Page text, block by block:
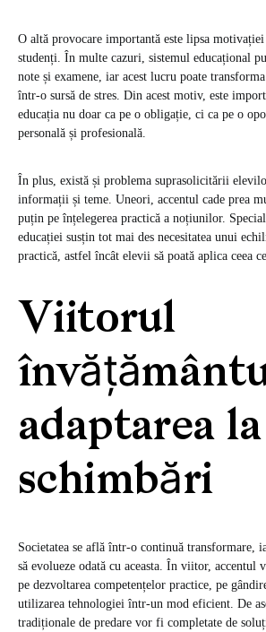
O altă provocare importantă este lipsa
studenți. În multe cazuri, sistemul educațional
note și examene, iar acest lucru poate
într-o sursă de stres. Din acest motiv, este
educația nu doar ca pe o obligație, ci ca pe o
personală și profesională.
În plus, există și problema suprasolicitării
informații și teme. Uneori, accentul cade prea
puțin pe înțelegerea practică a noțiunilor.
educației susțin tot mai des necesitatea unui
practică, astfel încât elevii să poată aplica ceea
Viitorul
adaptarea la
schimbări
Societatea se află într-o continuă transformare,
să evolueze odată cu aceasta. În viitor,
pe dezvoltarea competențelor practice, pe
utilizarea tehnologiei într-un mod eficient. De
tradiționale de predare vor fi completate de